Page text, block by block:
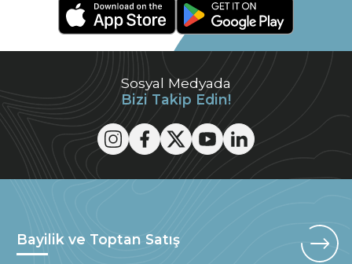
Sosyal Medyada
Bizi Takip Edin!
Bayilik ve Toptan Satış